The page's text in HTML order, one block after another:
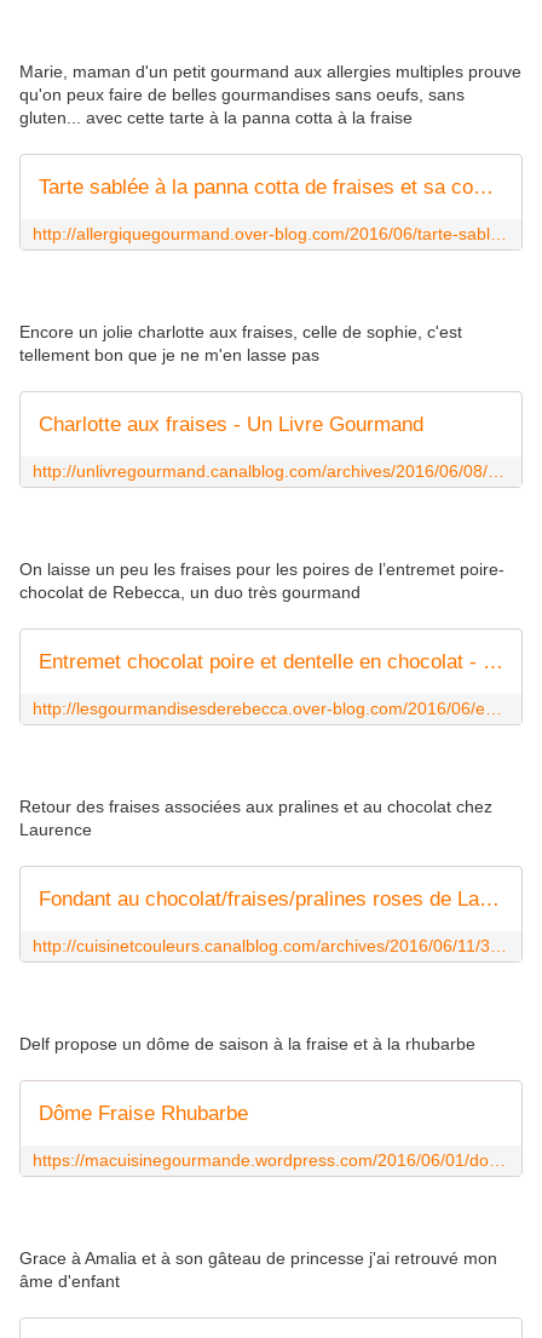
Marie, maman d'un petit gourmand aux allergies multiples prouve
qu'on peux faire de belles gourmandises sans oeufs, sans
gluten... avec cette tarte à la panna cotta à la fraise
Tarte sablée à la panna cotta de fraises et sa compotée de rhubarbe, Bio, sans oeufs, gluten .... - Allergique Gourmand
Encore un jolie charlotte aux fraises, celle de sophie, c'est
tellement bon que je ne m'en lasse pas
Charlotte aux fraises - Un Livre Gourmand
On laisse un peu les fraises pour les poires de l’entremet poire-
chocolat de Rebecca, un duo très gourmand
Entremet chocolat poire et dentelle en chocolat - Les gourmandises de Rebecca
Retour des fraises associées aux pralines et au chocolat chez
Laurence
Fondant au chocolat/fraises/pralines roses de Laurence Salomon - Cuisine et Couleurs
Delf propose un dôme de saison à la fraise et à la rhubarbe
Dôme Fraise Rhubarbe
Grace à Amalia et à son gâteau de princesse j'ai retrouvé mon
âme d'enfant